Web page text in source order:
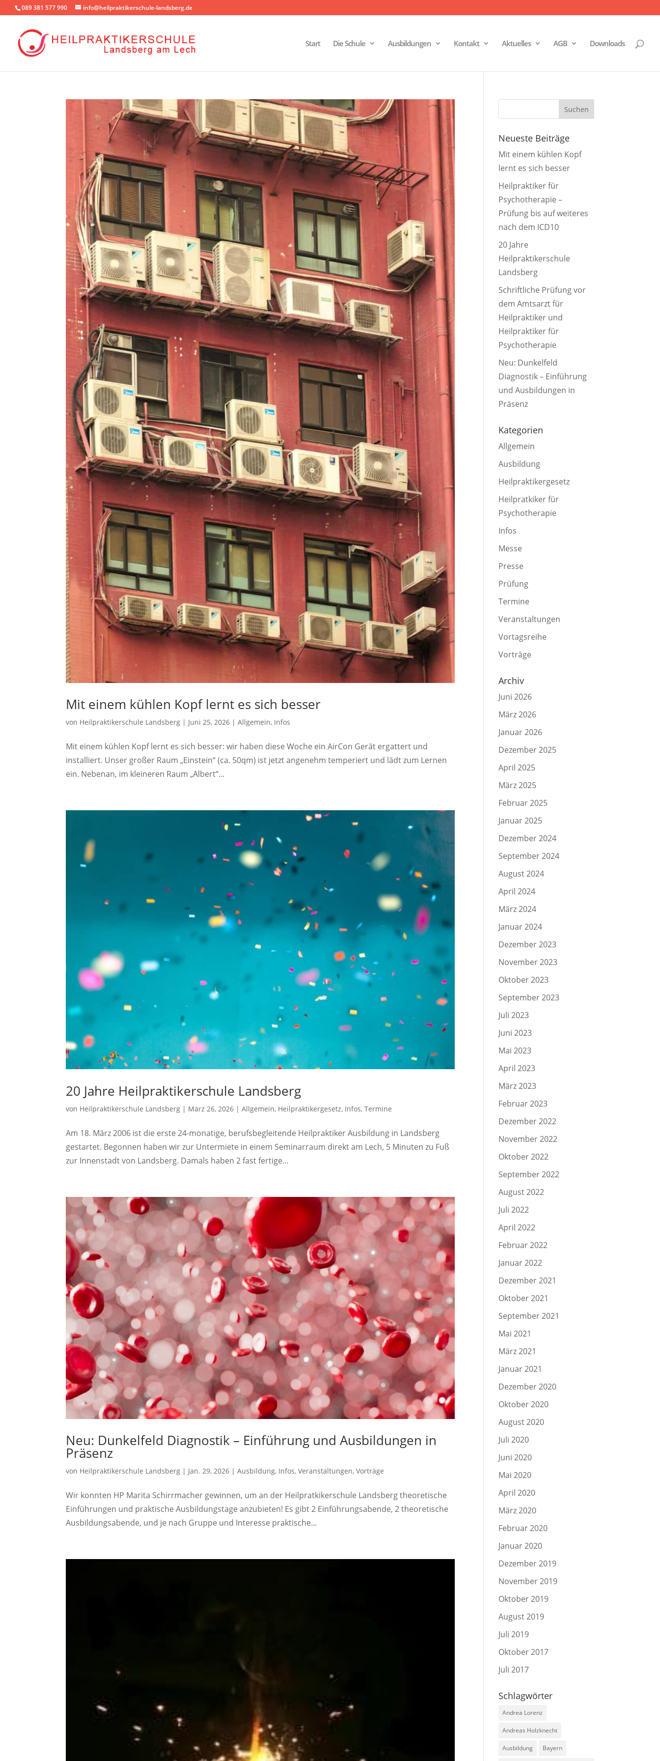
089 381 577 990 info@heilpraktikerschule-landsberg.de
Start Die Schule Ausbildungen Kontakt Aktuelles AGB Downloads
Mit einem kühlen Kopf lernt es sich besser
von Heilpraktikerschule Landsberg | Juni 25, 2026 |Allgemein, Infos
Mit einem kühlen Kopf lernt es sich besser: wir haben diese Woche ein AirCon Gerät ergattert und
installiert. Unser großer Raum „Einstein“ (ca. 50qm) ist jetzt angenehm temperiert und lädt zum Lernen
ein. Nebenan, im kleineren Raum „Albert“...
20 Jahre Heilpraktikerschule Landsberg
von Heilpraktikerschule Landsberg | März 26, 2026 |Allgemein, Heilpraktikergesetz, Infos,Termine
Am 18. März 2006 ist die erste 24-monatige, berufsbegleitende Heilpraktiker Ausbildung in Landsberg
gestartet. Begonnen haben wir zur Untermiete in einem Seminarraum direkt am Lech, 5 Minuten zu Fuß
zur Innenstadt von Landsberg. Damals haben 2 fast fertige...
Neu: Dunkelfeld Diagnostik – Einführung und Ausbildungen in
Präsenz
von Heilpraktikerschule Landsberg | Jan. 29, 2026 |Ausbildung, Infos,Veranstaltungen,Vorträge
Wir konnten HP Marita Schirrmacher gewinnen, um an der Heilpratkikerschule Landsberg theoretische
Einführungen und praktische Ausbildungstage anzubieten! Es gibt 2 Einführungsabende, 2 theoretische
Ausbildungsabende, und je nach Gruppe und Interesse praktische...
Neueste Beiträge
Mit einem kühlen Kopf
lernt es sich besser
Heilpraktiker für
Psychotherapie –
Prüfung bis auf weiteres
nach dem ICD10
20 Jahre
Heilpraktikerschule
Landsberg
Schriftliche Prüfung vor
dem Amtsarzt für
Heilpraktiker und
Heilpraktiker für
Psychotherapie
Neu: Dunkelfeld
Diagnostik – Einführung
und Ausbildungen in
Präsenz
Kategorien
Allgemein
Ausbildung
Heilpraktikergesetz
Heilpratkiker für
Psychotherapie
Infos
Messe
Presse
Prüfung
Termine
Veranstaltungen
Vortagsreihe
Vorträge
Archiv
Juni 2026
März 2026
Januar 2026
Dezember 2025
April 2025
März 2025
Februar 2025
Januar 2025
Dezember 2024
September 2024
August 2024
April 2024
März 2024
Januar 2024
Dezember 2023
November 2023
Oktober 2023
September 2023
Juli 2023
Juni 2023
Mai 2023
April 2023
März 2023
Februar 2023
Dezember 2022
November 2022
Oktober 2022
September 2022
August 2022
Juli 2022
April 2022
Februar 2022
Januar 2022
Dezember 2021
Oktober 2021
September 2021
Mai 2021
März 2021
Januar 2021
Dezember 2020
Oktober 2020
August 2020
Juli 2020
Juni 2020
Mai 2020
April 2020
März 2020
Februar 2020
Januar 2020
Dezember 2019
November 2019
Oktober 2019
August 2019
Juli 2019
Oktober 2017
Juli 2017
Schlagwörter
Andrea Lorenz
Andreas Holzknecht
Ausbildung Bayern